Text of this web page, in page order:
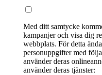
Med ditt samtycke
kampanjer och visa dig
webbplats. För detta
personuppgifter med
använder deras
använder deras tjänster: